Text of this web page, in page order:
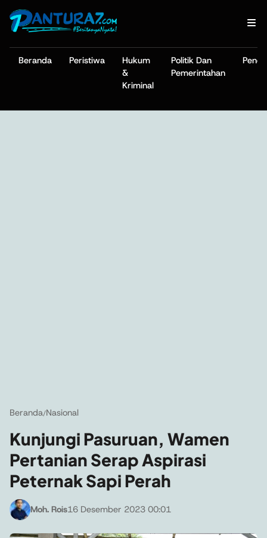
Beranda Peristiwa
Hukum
&
Kriminal
Politik Dan
Pemerintahan
Beranda/Nasional
Kunjungi Pasuruan, Wamen
Pertanian Serap Aspirasi
Peternak Sapi Perah
Moh. Rois16 Desember 2023 00:01